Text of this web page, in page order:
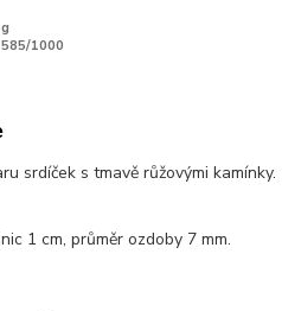
585/1000
srdíček s tmavě růžovými kamínky.
1 cm, průměr ozdoby 7 mm.